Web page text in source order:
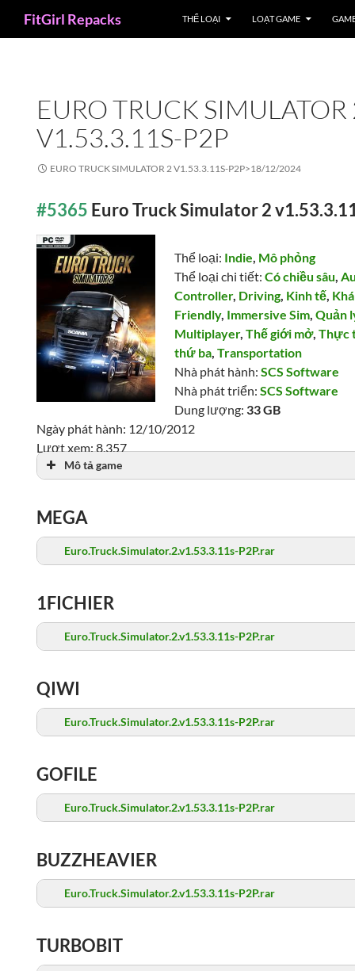
FitGirl Repacks THỂ LOẠI LOẠT GAME
EURO TRUCK SIMULATOR
V1.53.3.11S-P2P
EURO TRUCK SIMULATOR 2 V1.53.3.11S-P2P>18/12/2024
#5365 Euro Truck Simulator 2
Thể loại: Indie, Mô phỏng
Thể loại chi tiết:Có chiều sâu,
Controller, Driving, Kinh tế,
Friendly, Immersive Sim,Quản
Multiplayer,Thế giới mở,Thực
thứ ba,Transportation
Nhà phát hành:SCS Software
Nhà phát triển:SCS Software
Dung lượng: 33 GB
Ngày phát hành: 12/10/2012
Lượt xem: 8,357
Mô tả game
MEGA
Euro.Truck.Simulator.2.v1.53.3.11s-P2P.rar
1FICHIER
Euro.Truck.Simulator.2.v1.53.3.11s-P2P.rar
QIWI
Euro.Truck.Simulator.2.v1.53.3.11s-P2P.rar
GOFILE
Euro.Truck.Simulator.2.v1.53.3.11s-P2P.rar
BUZZHEAVIER
Euro.Truck.Simulator.2.v1.53.3.11s-P2P.rar
TURBOBIT